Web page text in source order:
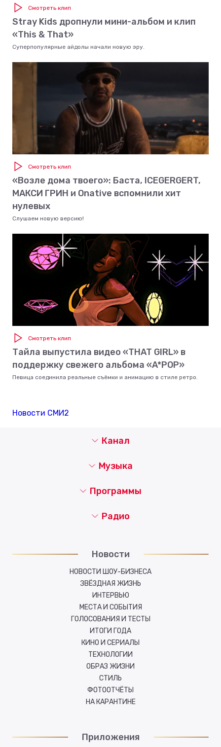
Смотреть клип
Stray Kids дропнули мини-альбом и клип
«This & That»
Суперпопулярные айдолы начали новую эру.
Смотреть клип
«Возле дома твоего»: Баста, ICEGERGERT,
МАКСИ ГРИН и Onative вспомнили хит
нулевых
Слушаем новую версию!
Смотреть клип
Тайла выпустила видео «THAT GIRL» в
поддержку свежего альбома «A*POP»
Певица соединила реальные съёмки и анимацию в стиле ретро.
Новости СМИ2
Канал
Музыка
Новости
НОВОСТИ ШОУ-БИЗНЕСА
ЗВЁЗДНАЯ ЖИЗНЬ
ИНТЕРВЬЮ
МЕСТА И СОБЫТИЯ
ГОЛОСОВАНИЯ И ТЕСТЫ
ИТОГИ ГОДА
КИНО И СЕРИАЛЫ
ТЕХНОЛОГИИ
ОБРАЗ ЖИЗНИ
СТИЛЬ
ФОТООТЧЁТЫ
НА КАРАНТИНЕ
Программы
Радио
Приложения